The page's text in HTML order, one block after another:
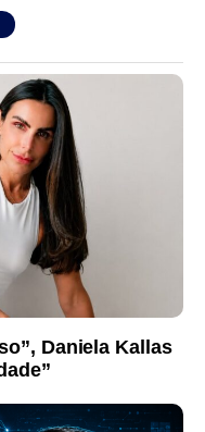
Daniela Kallas